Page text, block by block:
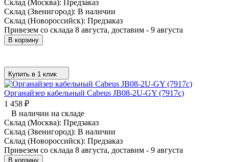
Склад (Москва): Предзаказ
Склад (Звенигород): В наличии
Склад (Новороссийск): Предзаказ
Привезем со склада 8 августа, доставим - 9 августа
В корзину
Купить в 1 клик
Органайзер кабельный Cabeus JB08-2U-GY (7917c)
1 458 ₽
В наличии на складе
Склад (Москва): Предзаказ
Склад (Звенигород): В наличии
Склад (Новороссийск): Предзаказ
Привезем со склада 8 августа, доставим - 9 августа
В корзину